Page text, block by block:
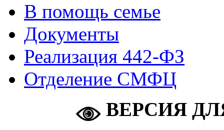
В помощь семье
Документы
Реализация 442-ФЗ
Отделение СМФЦ
ВЕРСИЯ